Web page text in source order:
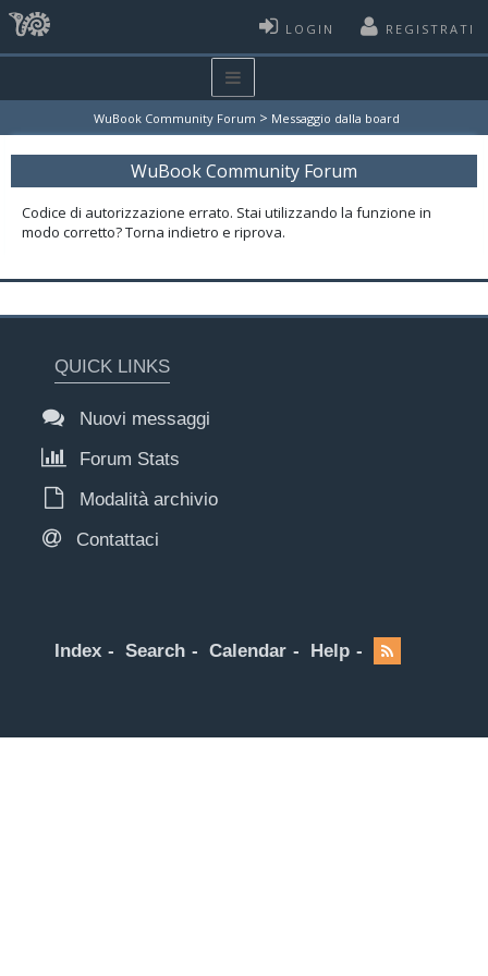
LOGIN REGISTRATI
WuBook Community Forum > Messaggio dalla board
WuBook Community Forum
Codice di autorizzazione errato. Stai utilizzando la funzione in
modo corretto? Torna indietro e riprova.
QUICK LINKS
Nuovi messaggi
Forum Stats
Modalità archivio
Contattaci
Index Search Calendar Help